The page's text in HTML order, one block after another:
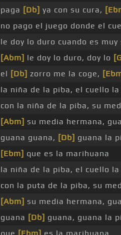
paga [Db] ya con su cura,
no pago el juego donde el
le doy lo duro cuando es muy
[Abm] le doy lo duro, doy lo
el [Db] zorro me la coge,
la niña de la piba, el cuello la
con la niña de la piba, su
[Abm] su media hermana,
guana guana, [Db] guana la
[Ebm] que es la marihuana
la niña de la piba, el cuello la
con la puta de la piba, su
[Abm] su media hermana,
guana [Db] guana, guana la